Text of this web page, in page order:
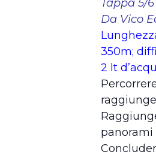
Tappa 5/6
Da Vico
350m;
2 lt
panorami